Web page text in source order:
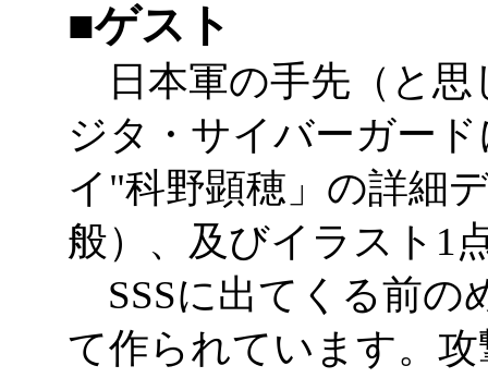
■ゲスト
日本軍の手先（と思
ジタ・サイバーガー
イ"科野顕穂」の詳細
般）、及びイラスト1
SSSに出てくる前の
て作られています。